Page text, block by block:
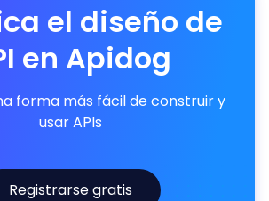
el diseño de
en Apidog
forma más fácil de construir y
usar APIs
Registrarse gratis